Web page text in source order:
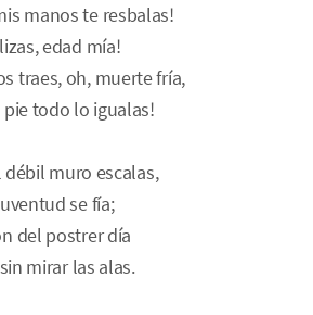
manos te resbalas!
edad mía!
traes, oh, muerte fría,
todo lo igualas!
débil muro escalas,
se fía;
del postrer día
mirar las alas.